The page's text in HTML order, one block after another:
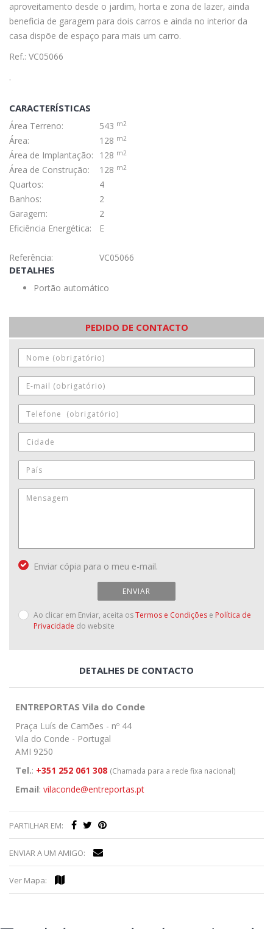
aproveitamento desde o jardim, horta e zona de lazer, ainda
beneficia de garagem para dois carros e ainda no interior da
casa dispõe de espaço para mais um carro.
Ref.: VC05066
.
CARACTERÍSTICAS
Área Terreno: 543 m2
Área: 128 m2
Área de Implantação: 128 m2
Área de Construção: 128 m2
Quartos:
4
Banhos:
2
Garagem:
2
Eficiência Energética:
E
Referência: VC05066
DETALHES
Portão automático
PEDIDO DE CONTACTO
Enviar cópia para o meu e-mail.
ENVIAR
Ao clicar em Enviar, aceita osTermos e Condições e Política de
Privacidade do website
DETALHES DE CONTACTO
ENTREPORTAS Vila do Conde
Praça Luís de Camões - nº 44
Vila do Conde - Portugal
AMI 9250
Tel.: +351 252 061 308 (Chamada para a rede fixa nacional)
Email: vilaconde@entreportas.pt
PARTILHAR EM:
ENVIAR A UM AMIGO:
Ver Mapa: